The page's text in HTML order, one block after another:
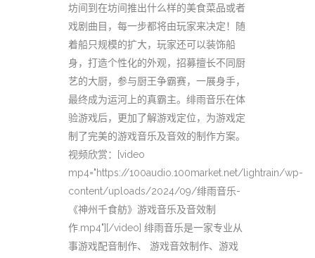
坊间到在坊间推出什么样的美食菜品或者
戏剧曲目，每一步都将由玩家来决定！随
着船只规模的扩大，玩家还可以装饰船
身，打造个性化的外观，招募擅长不同厨
艺的大厨，参与厨王争霸赛，一展身手，
最终成为运河上的真霸主。绯雨音乐在体
验游戏后，更加了解游戏定位，为游戏定
制了完美的游戏音乐及音效的制作方案。
视频欣赏：[video
mp4="https://100audio.100market.net/lightrain/wp-
content/uploads/2024/09/绯雨音乐-
《神州千食舫》游戏音乐及音效制
作.mp4"][/video] 绯雨音乐是一家专业从
事游戏配音制作、 游戏音效制作、游戏